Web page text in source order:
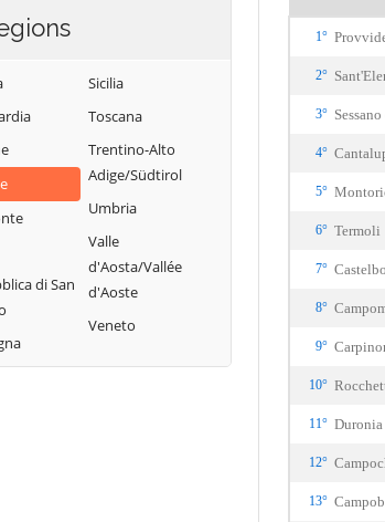
di San
Sicilia
Toscana
Trentino-Alto
Adige/Südtirol
Umbria
Valle
d'Aosta/Vallée
d'Aoste
Veneto
1°
2°
3°
4°
5°
6° Termoli
7°
8°
9°
10°
11° Duronia
12°
13°